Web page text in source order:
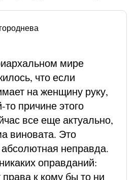
мире
что если
на женщину руку,
то причине этого
все еще актуально,
виновата. Это
неправда.
оправданий:
к кому бы то ни